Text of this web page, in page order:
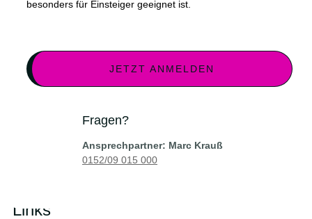
besonders für Einsteiger geeignet ist.
JETZT ANMELDEN
Fragen?
Ansprechpartner: Marc Krauß
0152/09 015 000
Links